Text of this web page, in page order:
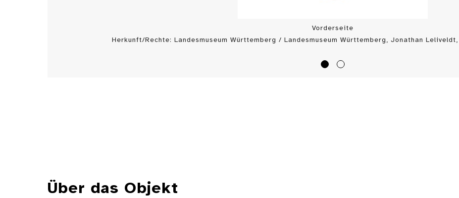
Vorderseite
Herkunft/Rechte: Landesmuseum Württemberg / Landesmuseum Württemberg, Jonathan Leliveldt,
Über das Objekt